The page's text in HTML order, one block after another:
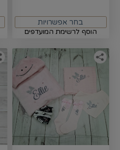
בחר אפשרויות
הוסף לרשימת המועדפים